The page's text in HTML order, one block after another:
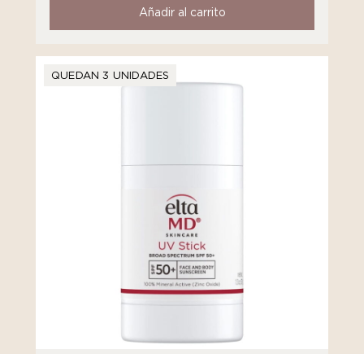
Añadir al carrito
QUEDAN 3 UNIDADES